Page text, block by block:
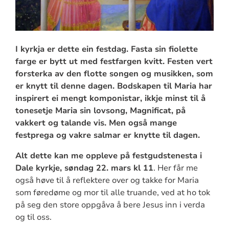
I kyrkja er dette ein festdag. Fasta sin fiolette
farge er bytt ut med festfargen kvitt. Festen vert
forsterka av den flotte songen og musikken, som
er knytt til denne dagen. Bodskapen til Maria har
inspirert ei mengt komponistar, ikkje minst til å
tonesetje Maria sin lovsong, Magnificat, på
vakkert og talande vis. Men også mange
festprega og vakre salmar er knytte til dagen.
Alt dette kan me oppleve på festgudstenesta i
Dale kyrkje, søndag 22. mars kl 11. Her får me
også høve til å reflektere over og takke for Maria
som føredøme og mor til alle truande, ved at ho tok
på seg den store oppgåva å bere Jesus inn i verda
og til oss.